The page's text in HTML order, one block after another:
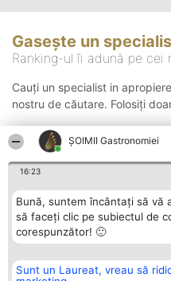
ȘOIMII Gastronomiei
16:23
Bună, suntem încântați să vă
să faceți clic pe subiectul de
corespunzător! 🙂
Sunt un Laureat, vreau să
Gasește un
Ranking-ul îi adună pe
Cauți un specialist in
nostru de căutare. Folosiți
Organizator Ranking